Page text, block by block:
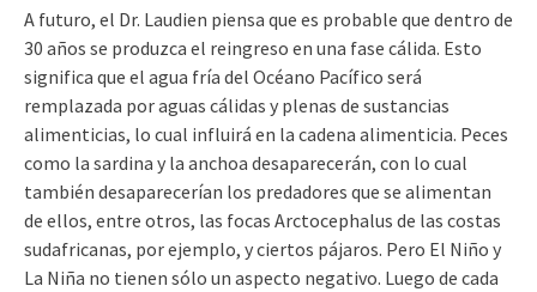
A futuro, el Dr. Laudien piensa que es probable que dentro de
30 años se produzca el reingreso en una fase cálida. Esto
significa que el agua fría del Océano Pacífico será
remplazada por aguas cálidas y plenas de sustancias
alimenticias, lo cual influirá en la cadena alimenticia. Peces
como la sardina y la anchoa desaparecerán, con lo cual
también desaparecerían los predadores que se alimentan
de ellos, entre otros, las focas Arctocephalus de las costas
sudafricanas, por ejemplo, y ciertos pájaros. Pero El Niño y
La Niña no tienen sólo un aspecto negativo. Luego de cada